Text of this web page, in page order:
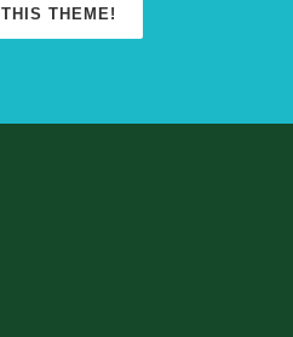
THEME!